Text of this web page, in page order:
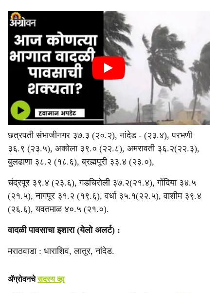
छत्रपती संभाजीनगर ३७.३ (२०.२), नांदेड - (२३.४), परभणी
३६.९ (२३.५), अकोला ३९.० (२२.८), अमरावती ३६.२(२२.३),
बुलढाणा ३८.२ (१८.६), ब्रह्मपूरी ३३.४ (२३.०),
चंद्रपूर ३९.४ (२३.६), गडचिरोली ३७.२(२१.४), गोंदिया ३४.५
(२१.५), नागपूर ३१.२ (१९.६), वर्धा ३५.१(२२.५), वाशीम ३९.४
(२६.६), यवतमाळ ४०.५ (२१.०).
वादळी पावसाचा इशारा (येलो अलर्ट) :
मराठवाडा : धाराशिव, लातूर, नांदेड.
ॲग्रोवनचेसदस्य व्हा